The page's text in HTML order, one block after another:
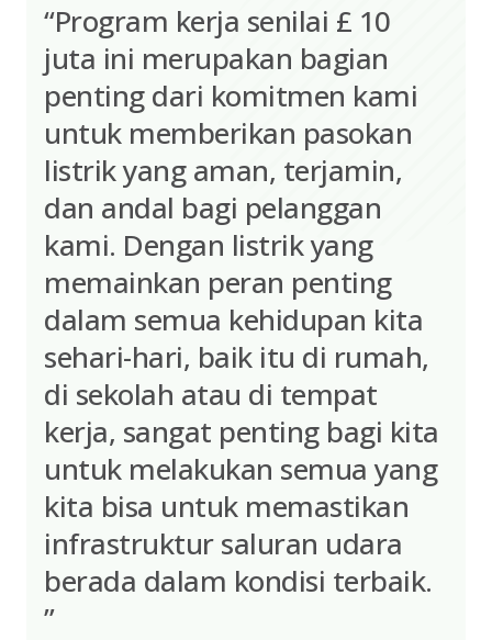
“Program kerja senilai £ 10
juta ini merupakan bagian
penting dari komitmen kami
untuk memberikan pasokan
listrik yang aman, terjamin,
dan andal bagi pelanggan
kami. Dengan listrik yang
memainkan peran penting
dalam semua kehidupan kita
sehari-hari, baik itu di rumah,
di sekolah atau di tempat
kerja, sangat penting bagi kita
untuk melakukan semua yang
kita bisa untuk memastikan
infrastruktur saluran udara
berada dalam kondisi terbaik.
”